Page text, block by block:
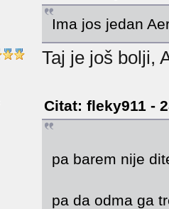
Ima jos jedan
Taj je još bolji,
Citat: fleky911 -
pa barem nije
pa da odma ga